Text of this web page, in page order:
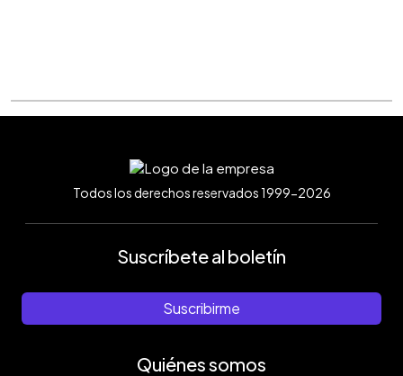
Todos los derechos reservados 1999-2026
Suscríbete al boletín
Suscribirme
Quiénes somos